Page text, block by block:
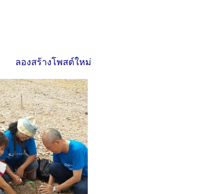
ลองสร้างโพสต์ใหม่